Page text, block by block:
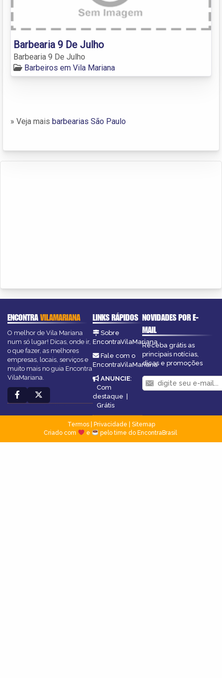
Barbearia 9 De Julho
Barbearia 9 De Julho
Barbeiros em Vila Mariana
» Veja mais barbearias São Paulo
ENCONTRAVILAMARIANA
O melhor de Vila Mariana
num só lugar! Dicas, onde ir,
o que fazer, as melhores
empresas, locais, serviços e
muito mais no guia Encontra
VilaMariana.
LINKS RÁPIDOS
Sobre
EncontraVilaMariana
Fale com o
EncontraVilaMariana
ANUNCIE:
Com
destaque |
Grátis
NOVIDADES POR E-
MAIL
Receba grátis as
principais notícias,
dicas e promoções
Termos| Privacidade
Sitemap
Criado com
e pelo time do EncontraBrasil